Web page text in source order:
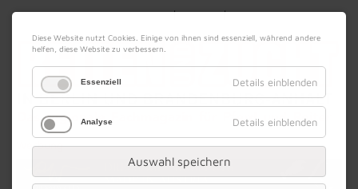
09. August 2026 Impressum|Kontakt|Datenschutz
Werbung
Diese Website nutzt Cookies. Einige von ihnen sind essenziell, während andere
helfen, diese Website zu verbessern.
Essenziell Details einblenden
Analyse Details einblenden
Auswahl speichern